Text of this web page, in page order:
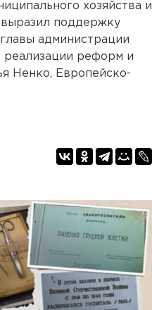
хозяйства и
выразил поддержку
администрации
реализации реформ и
Ненко, Европейско-